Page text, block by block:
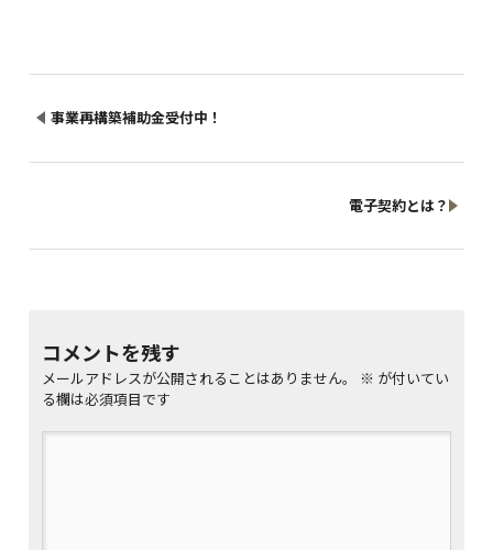
事業再構築補助金受付中！
電子契約とは？
コメントを残す
メールアドレスが公開されることはありません。 ※ が付いてい
る欄は必須項目です